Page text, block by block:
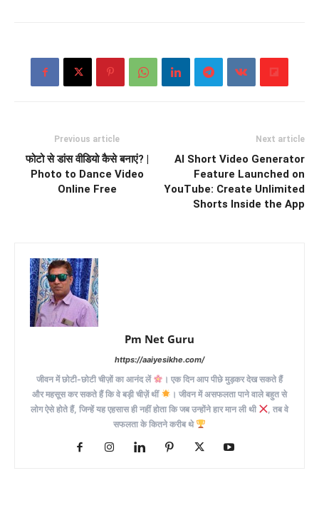
Previous article
फोटो से डांस वीडियो कैसे बनाएं? |
Photo to Dance Video
Online Free
Next article
AI Short Video Generator
Feature Launched on
YouTube: Create Unlimited
Shorts Inside the App
Pm Net Guru
https://aaiyesikhe.com/
जीवन में छोटी-छोटी चीज़ों का आनंद लें
। एक दिन आप पीछे मुड़कर देख सकते हैं
और महसूस कर सकते हैं कि वे बड़ी चीज़ें थीं
। जीवन में असफलता पाने वाले बहुत से
लोग ऐसे होते हैं, जिन्हें यह एहसास ही नहीं होता कि जब उन्होंने हार मान ली थी
, तब वे
सफलता के कितने करीब थे